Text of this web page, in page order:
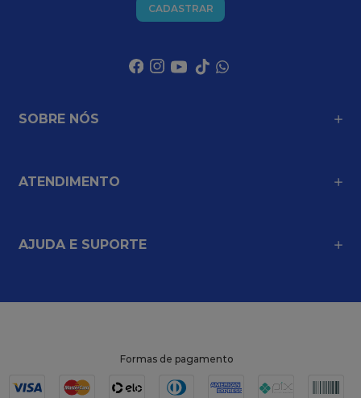
CADASTRAR
SOBRE NÓS
ATENDIMENTO
AJUDA E SUPORTE
Formas de pagamento